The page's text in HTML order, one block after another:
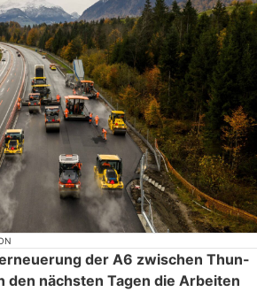
der A6 zwischen Thun-
den nächsten Tagen die Arbeiten